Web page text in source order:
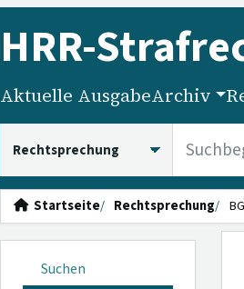
HRR-
Aktuelle AusgabeArchiv
Startseite Rechtsprechung
Suchen